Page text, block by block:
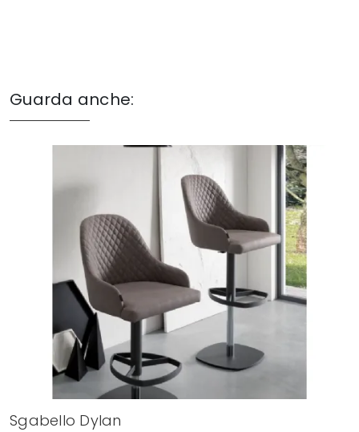
Guarda anche:
Sgabello Dylan